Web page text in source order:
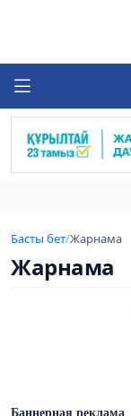
Басты бет/Жарнама
Жарнама
Баннерная реклама